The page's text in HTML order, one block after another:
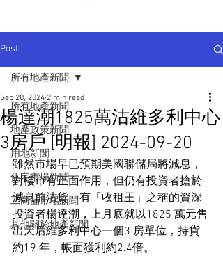
Post
所有地產新聞
地產政策新聞
用地新聞
住宅市場新聞
工商舖市場新聞
其他關於地產新聞
所有地產新聞
楊達潮1825萬沽維多利中心
3房戶 [明報] 2024-09-20
Sep 20, 2024 2 min read
雖然市場早已預期美國聯儲局將減息，
對樓市有正面作用，但仍有投資者搶於
減息前沽貨。有「收租王」之稱的資深
投資者楊達潮，上月底就以1825 萬元售
出天后維多利中心一個3 房單位，持貨
約19 年，帳面獲利約2.4倍。